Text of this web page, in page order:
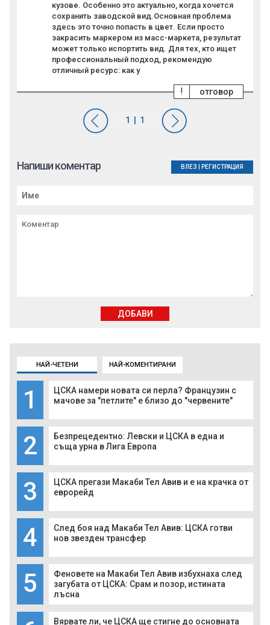
НАЙ-ЧЕТЕНИ НАЙ-КОМЕНТИРАНИ
1
ЦСКА намери новата си перла? Французин с
мачове за "петлите" е близо до "червените"
2
Безпрецедентно: Левски и ЦСКА в една и
съща урна в Лига Европа
3
ЦСКА прегази Макаби Тел Авив и е на крачка от
еврорейд
4
След боя над Макаби Тел Авив: ЦСКА готви
нов звезден трансфер
5
Феновете на Макаби Тел Авив избухнаха след
загубата от ЦСКА: Срам и позор, истината
лъсна
Вярвате ли, че ЦСКА ще стигне до основната
кузове. Особенно это актуально, когда хочется
сохранить заводской вид.Основная проблема
здесь это точно попасть в цвет. Если просто
закрасить маркером из масс-маркета, результат
может только испортить вид. Для тех, кто ищет
профессиональный подход, рекомендую
отличный ресурс: как у
отговор
!
Напиши коментар ВЛЕЗ РЕГИСТРАЦИЯ
ДОБАВИ